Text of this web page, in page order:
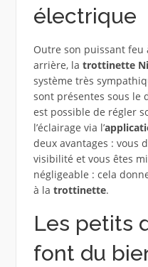
électrique
Outre son puissant feu
arrière, la trottinette
système très
sont présentes sous le
est possible de régler
l’éclairage via l’
deux avantages : vous
visibilité et vous êtes
négligeable : cela
à la trottinette.
Les petits
font du